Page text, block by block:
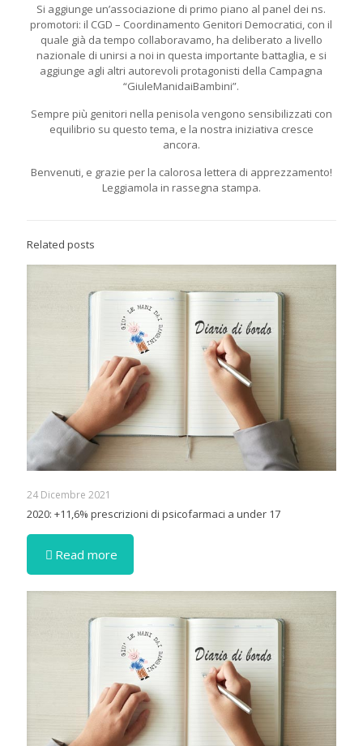
Si aggiunge un’associazione di primo piano al panel dei ns.
promotori: il CGD – Coordinamento Genitori Democratici, con il
quale già da tempo collaboravamo, ha deliberato a livello
nazionale di unirsi a noi in questa importante battaglia, e si
aggiunge agli altri autorevoli protagonisti della Campagna
“GiuleManidaiBambini”.
Sempre più genitori nella penisola vengono sensibilizzati con
equilibrio su questo tema, e la nostra iniziativa cresce
ancora.
Benvenuti, e grazie per la calorosa lettera di apprezzamento!
Leggiamola in rassegna stampa.
Related posts
24 Dicembre 2021
2020: +11,6% prescrizioni di psicofarmaci a under 17
Read more